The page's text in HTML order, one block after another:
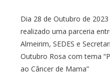
Dia 28 de Outubro de
realizado uma parceria
Almeirim, SEDES e
Outubro Rosa com tema
ao Câncer de Mama”